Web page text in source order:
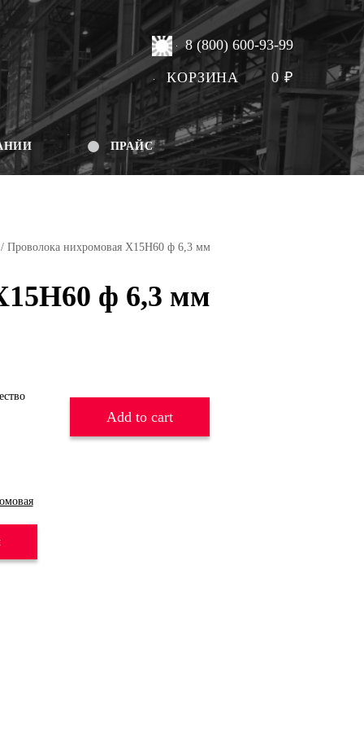
8 (800) 600-93-99
КОРЗИНА 0₽
ПРАЙС
Проволока нихромовая Х15Н60 ф 6,3 мм
ф 6,3 мм
Add to cart